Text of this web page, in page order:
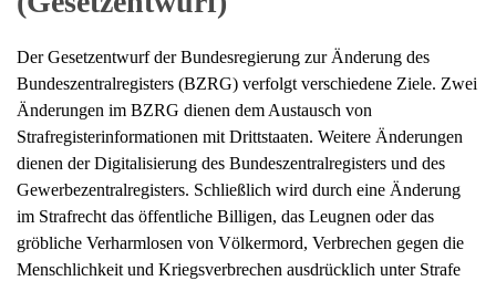
Der Gesetzentwurf der Bundesregierung zur Änderung des
Bundeszentralregisters (BZRG) verfolgt verschiedene Ziele. Zwei
Änderungen im BZRG dienen dem Austausch von
Strafregisterinformationen mit Drittstaaten. Weitere Änderungen
dienen der Digitalisierung des Bundeszentralregisters und des
Gewerbezentralregisters. Schließlich wird durch eine Änderung
im Strafrecht das öffentliche Billigen, das Leugnen oder das
gröbliche Verharmlosen von Völkermord, Verbrechen gegen die
Menschlichkeit und Kriegsverbrechen ausdrücklich unter Strafe